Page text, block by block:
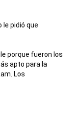
le pidió que
porque fueron los
apto para la
Los